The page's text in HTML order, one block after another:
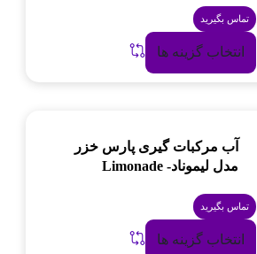
تماس بگیرید
انتخاب گزینه ها
آب مرکبات گیری پارس خزر
مدل لیموناد- Limonade
تماس بگیرید
انتخاب گزینه ها